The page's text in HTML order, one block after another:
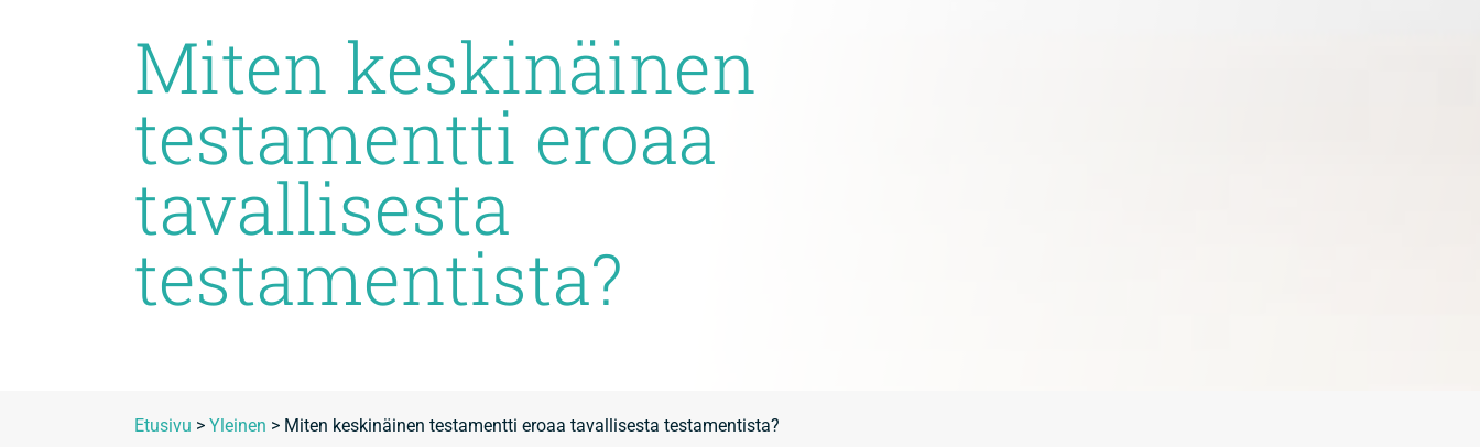
Miten keskinäinen
testamentti eroaa
tavallisesta
testamentista?
Etusivu > Yleinen > Miten keskinäinen testamentti eroaa tavallisesta testamentista?